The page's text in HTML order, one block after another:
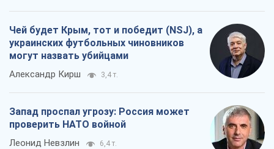
Чей будет Крым, тот и победит (NSJ), а
украинских футбольных чиновников
могут назвать убийцами
Александр Кирш 3,4 т.
Запад проспал угрозу: Россия может
проверить НАТО войной
Леонид Невзлин 6,4 т.